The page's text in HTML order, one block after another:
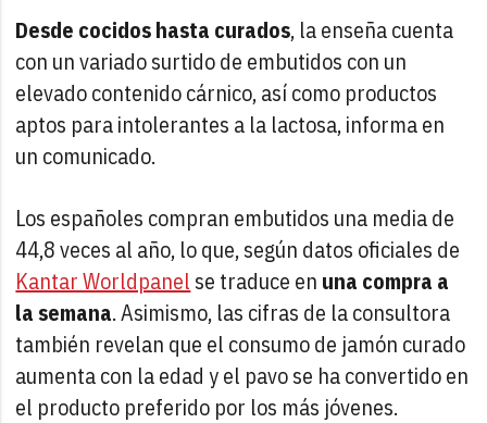
Desde cocidos hasta curados, la enseña cuenta
con un variado surtido de embutidos con un
elevado contenido cárnico, así como productos
aptos para intolerantes a la lactosa, informa en
un comunicado.
Los españoles compran embutidos una media de
44,8 veces al año, lo que, según datos oficiales de
Kantar Worldpanel se traduce en una compra a
la semana. Asimismo, las cifras de la consultora
también revelan que el consumo de jamón curado
aumenta con la edad y el pavo se ha convertido en
el producto preferido por los más jóvenes.